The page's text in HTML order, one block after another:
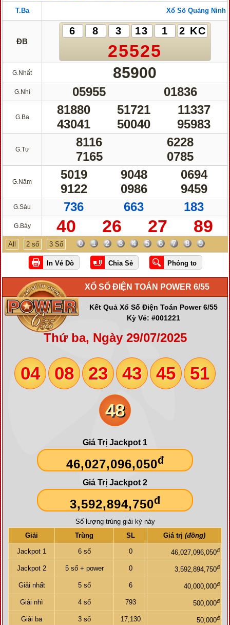
T.Ba Xổ Số Quảng Ninh
ĐB
6 8 3 13 1 2 KC
25525
G.Nhất 85900
G.Nhì 05955 01836
G.Ba
81880 51721
11337
43041
50040 95983
G.Tư
8116
6228
7165
0785
G.Năm
5019 9048
0694
9122
0986 9459
G.Sáu 736 663 183
G.Bảy 40 26 27 89
All 2 số 3 Số 0 1 2 3 4 5 6 7 8 9
XỔ SỐ ĐIỆN TOÁN POWER 6/55
Kết Quả Xổ Số Điện Toán Power 6/55
Kỳ Vé: #001221
Thứ ba, Ngày 29/07/2025
04 08 23 43 45
51
48
Giá Trị Jackpot 1
46,027,096,050đ
Giá Trị Jackpot 2
3,592,894,750đ
Số lượng trúng giải kỳ này
Giải
Trùng SL Giá trị (đồng)
Jackpot 1 6 số 0 46,027,096,050đ
Jackpot 2 5 số + power 0 3,592,894,750đ
Giải nhất 5 số 6 40,000,000đ
Giải nhì 4 số 793 500,000đ
Giải ba 3 số 17,130 50,000đ